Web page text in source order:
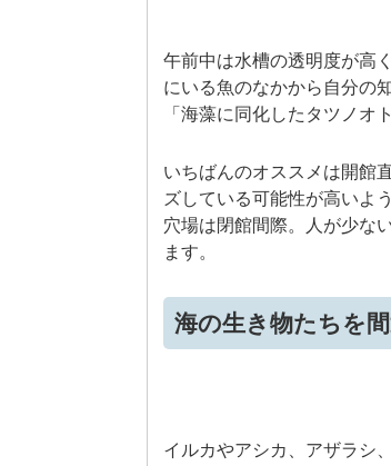
午前中は水槽の透明度が高
にいる魚のなかから自分の
「海藻に同化したタツノオ
いちばんのオススメは開館
ズしている可能性が高いよ
穴場は閉館間際。人が少な
ます。
海の生き物たちを
イルカやアシカ、アザラシ